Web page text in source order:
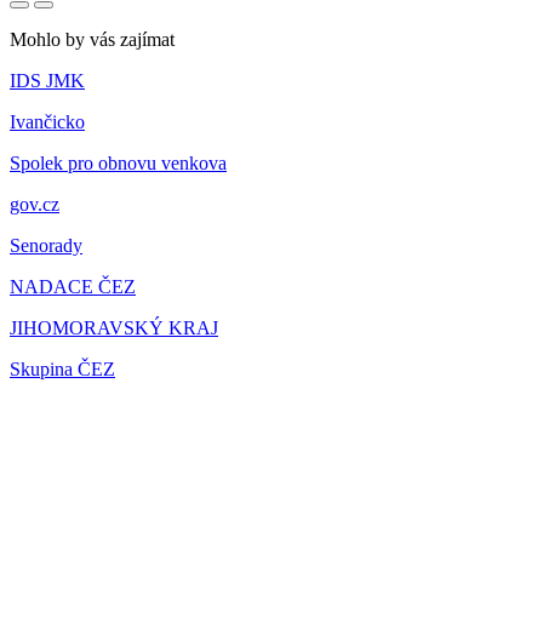
Mohlo by vás zajímat
IDS JMK
Ivančicko
Spolek pro obnovu venkova
gov.cz
Senorady
NADACE ČEZ
JIHOMORAVSKÝ KRAJ
Skupina ČEZ